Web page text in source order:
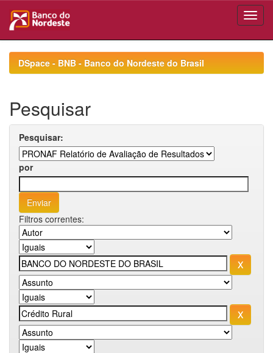
navigationDSpace - BNB - Banco do Nordeste do Brasil
Pesquisar
Pesquisar:
por
Filtros correntes: